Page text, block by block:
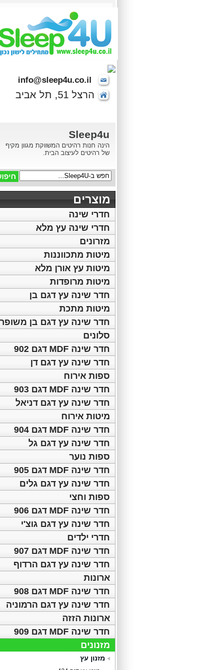
info@sleep4u.co.il
הרצל 51, תל אביב
Sleep4u
הינה חנות רהיטים המשווקת מגוון מקיף
של רהיטים לעיצוב הבית.
מוצרים
חדרי שינה
חדרי שינה עץ מלא
מזרונים
מיטות מתכווננות
מיטות עץ אורן מלא
מיטות מרופדות
חדר שינה עץ דגם בן
מיטות מתכת
חדר שינה עץ דגם בן משופר
סלונים
חדר שינה MDF דגם 902
חדר שינה עץ דגם דן
ספות אירוח
חדר שינה MDF דגם 903
חדר שינה עץ דגם דניאל
מיטות אירוח
חדר שינה MDF דגם 904
חדר שינה עץ דגם גל
ספות נוער
חדר שינה MDF דגם 905
חדר שינה עץ דגם גלים
ספות וחצי
חדר שינה MDF דגם 906
חדר שינה עץ דגם גוצ'י
חדרי ילדים
חדר שינה MDF דגם 907
חדר שינה עץ דגם הרדוף
ארונות
חדר שינה MDF דגם 908
חדר שינה עץ דגם הרמוניה
ארונות הזזה
חדר שינה MDF דגם 909
מזנונים
מזנון עץ